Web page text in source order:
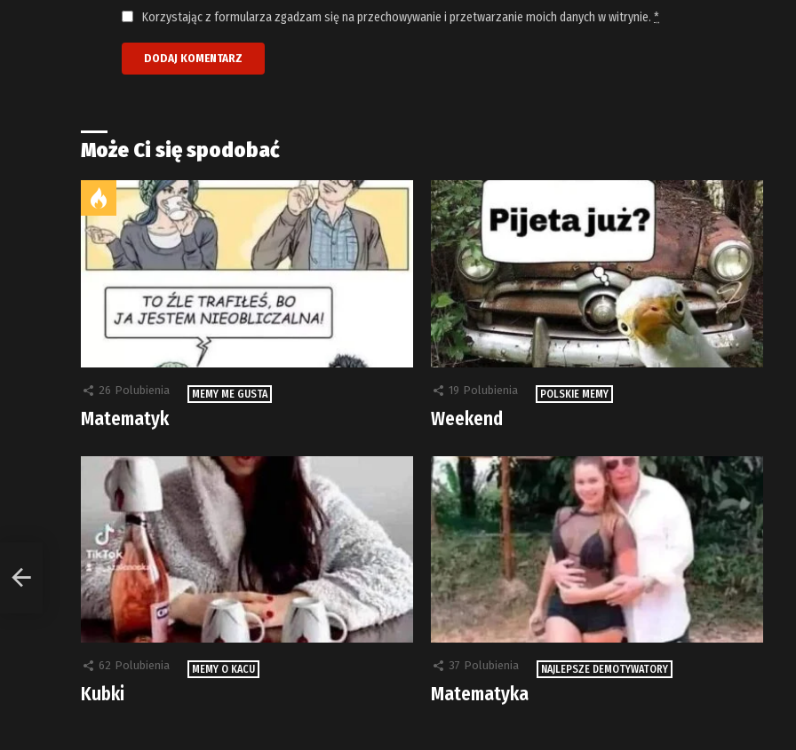
Korzystając z formularza zgadzam się na przechowywanie i przetwarzanie moich danych w witrynie. *
Może Ci się spodobać
26 Polubienia MEMY ME GUSTA
Matematyk
19 Polubienia POLSKIE MEMY
Weekend
62 Polubienia MEMY O KACU
Kubki
37 Polubienia NAJLEPSZE DEMOTYWATORY
Matematyka